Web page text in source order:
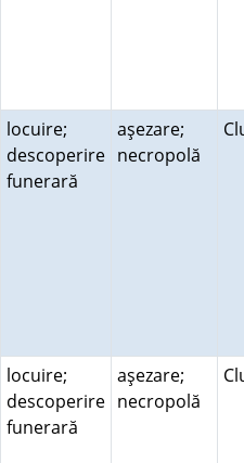
locuire;
descoperire
funerară
aşezare;
necropolă
locuire;
descoperire
funerară
aşezare;
necropolă